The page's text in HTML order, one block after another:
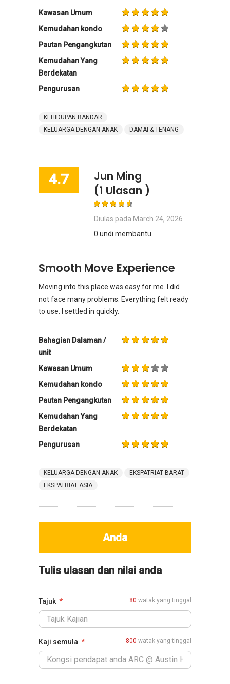
Kawasan Umum
Kemudahan kondo
Pautan Pengangkutan
Kemudahan Yang
Berdekatan
Pengurusan
KEHIDUPAN BANDAR
KELUARGA DENGAN ANAK
DAMAI & TENANG
4.7
Jun Ming
(1 Ulasan )
Diulas pada March 24, 2026
0 undi membantu
Smooth Move Experience
Moving into this place was easy for me. I did
not face many problems. Everything felt ready
to use. I settled in quickly.
Bahagian Dalaman /
unit
Kawasan Umum
Kemudahan kondo
Pautan Pengangkutan
Kemudahan Yang
Berdekatan
Pengurusan
KELUARGA DENGAN ANAK
EKSPATRIAT BARAT
EKSPATRIAT ASIA
Anda
Tulis ulasan dan nilai anda
Tajuk 80 watak yang tinggal
Kaji semula 800 watak yang tinggal